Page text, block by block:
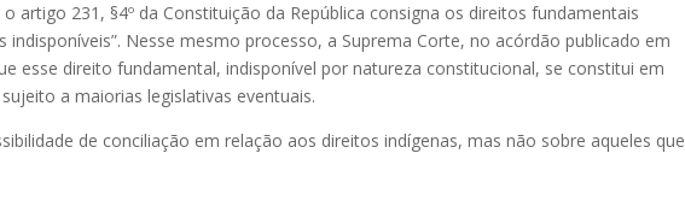
artigo 231, §4º da Constituição da República consigna os direitos fundamentais
Nesse mesmo processo, a Suprema Corte, no acórdão publicado em
esse direito fundamental, indisponível por natureza constitucional, se constitui em
a maiorias legislativas eventuais.
de conciliação em relação aos direitos indígenas, mas não sobre aqueles que